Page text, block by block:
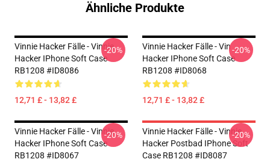
Ähnliche Produkte
Vinnie Hacker Fälle - Vinnie
Hacker IPhone Soft Case
RB1208 #ID8086
12,71 £ - 13,82 £
-20%
Vinnie Hacker Fälle - Vin
Hacker IPhone Soft Case
RB1208 #ID8068
12,71 £ - 13,82 £
-20%
Vinnie Hacker Fälle - Vinnie
Hacker IPhone Soft Case
RB1208 #ID8067
-20%
Vinnie Hacker Fälle - Vinnie
Hacker Postbad IPhone Soft
Case RB1208 #ID8087
-20%